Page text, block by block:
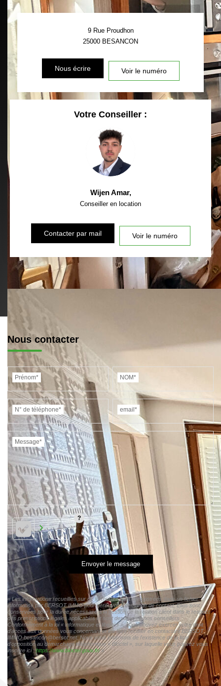
9 Rue Proudhon
25000 BESANCON
Nous écrire Voir le numéro
Votre Conseiller :
Wijen Amar,
Conseiller en location
Contacter par mail Voir le numéro
Nous contacter
Prénom* NOM*
N° de téléphone* email*
Message*
Envoyer le message
« Les informations recueillies sur ce formulaire sont enregistrées dans un fichier
informatisé par BERSOT IMMO pour gérer votre demande de contact. Elles sont
conservées pour la durée nécessaire à la gestion de la relation client dans le respect
des prescriptions légales applicables et sont destinées à nos conseillers
Conformément à la loi « informatique et libertés », vous pouvez exercer votre droit
d'accès aux données vous concernant et les faire rectifier en contactant BERSOT
IMMO besancon@bersot.net. Nous vous informons de l'existence de la liste
d'opposition au démarchage téléphonique « Bloctel », sur laquelle vous pouvez vous
inscrire ici :https://www.bloctel.gouv.fr/»